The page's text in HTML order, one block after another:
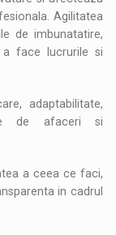
Agilitatea
de imbunatatire,
face lucrurile si
adaptabilitate,
de afaceri si
a ceea ce faci,
in cadrul